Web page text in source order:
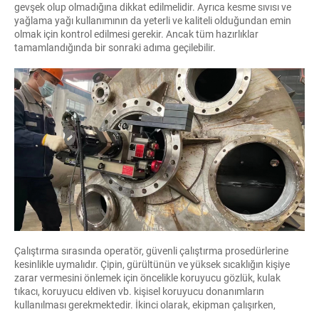
gevşek olup olmadığına dikkat edilmelidir. Ayrıca kesme sıvısı ve
yağlama yağı kullanımının da yeterli ve kaliteli olduğundan emin
olmak için kontrol edilmesi gerekir. Ancak tüm hazırlıklar
tamamlandığında bir sonraki adıma geçilebilir.
Çalıştırma sırasında operatör, güvenli çalıştırma prosedürlerine
kesinlikle uymalıdır. Çipin, gürültünün ve yüksek sıcaklığın kişiye
zarar vermesini önlemek için öncelikle koruyucu gözlük, kulak
tıkacı, koruyucu eldiven vb. kişisel koruyucu donanımların
kullanılması gerekmektedir. İkinci olarak, ekipman çalışırken,